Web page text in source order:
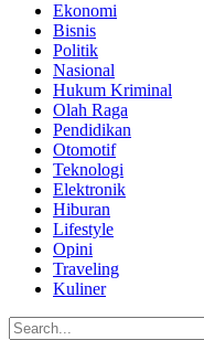
Ekonomi
Bisnis
Politik
Nasional
Hukum Kriminal
Olah Raga
Pendidikan
Otomotif
Teknologi
Elektronik
Hiburan
Lifestyle
Opini
Traveling
Kuliner